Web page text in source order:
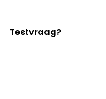
Testvraag?